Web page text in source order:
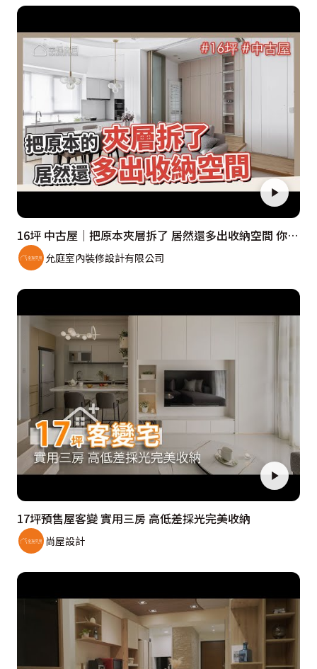
16坪 中古屋｜把原本夾層拆了 居然還多出收納空間 你知道怎麼做嗎？
允庭室內裝修設計有限公司
17坪預售屋客變 實用三房 高低差採光完美收納
尚屋設計